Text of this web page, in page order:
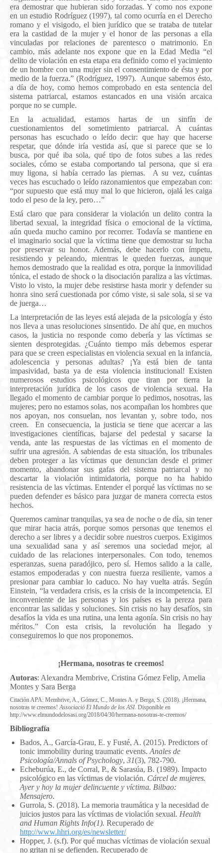
era demostrar que hubieran sido forzadas. Y como nos expone
en un estudio Rodríguez (1997), tal como ocurría en el Derecho
romano y el visigodo, el bien jurídico que se trataba de tutelar
era la castidad de la mujer y el honor de las personas a ella
vinculadas por relaciones de parentesco o matrimonio. En
cambio, más adelante nos expone que en la Edad Media “el
delito de violación en esta etapa era definido como el yacimiento
de un hombre con una mujer sin el consentimiento de ésta y por
medio de la fuerza.” (Rodríguez, 1997). Aunque sabemos ésto,
a día de hoy, como hemos comprobado en esta sentencia del
sistema patriarcal, estamos estancados en una visión arcaica
porque no se cumple.
En la actualidad, estamos hartas de un sinfín de
cuestionamientos del sometimiento patriarcal. A cuántas
personas has escuchado o leído decir: que hay que hacerse
respetar, que dónde iría vestida así, que si parece que se lo
busca, por qué iba sola, qué tipo de fotos subes a las redes
sociales, cómo se estaba comportando tal persona, que si era
muy ligona, si había cerrado las piernas. A su vez, cuántas
veces has escuchado o leído razonamientos que empezaban con:
“por supuesto que está muy mal lo que hicieron, ojalá les caiga
todo el peso de la ley, pero…”
Está claro que para considerar la violación un delito contra la
libertad sexual, la integridad física o emocional de la víctima,
aún queda mucho camino por recorrer. Todavía se mantiene en
el imaginario social que la víctima tiene que demostrar su lucha
por preservar su honor. Además, debe hacerlo con ímpetu,
resistiendo y peleando, mientras le queden fuerzas, aunque
hemos demostrado que la realidad es otra, porque la inmovilidad
tónica, el estado de shock o la disociación paraliza a las víctimas.
Visto lo visto, la mujer debe resistirse hasta morir y defender su
honra sino será cuestionada por cómo viste, si sale sola, si se va
de juerga…
La interpretación de las leyes está alejada de la psicología y ésto
nos lleva a unas resoluciones sinsentido. De ahí que, en muchos
casos, la justicia no responde como debería y las víctimas se
sienten desprotegidas. ¿Cuánto tiempo más debemos esperar
para que se creen especialistas en violencia sexual en la infancia,
adolescencia y personas adultas? ¡Ya está bien de tanta
impasividad, basta ya de esta violencia institucional! Existen
numerosos estudios psicológicos que tiran por tierra la
interpretación jurídica de los casos de violencia sexual. Ha
llegado el momento de cambiar porque lo pedimos, nosotras, las
mujeres; pero no estamos solas, nos acompañan los hombres que
nos apoyan, nos consuelan, nos levantan y, sobre todo, nos
creen. En consecuencia, la justicia se tiene que acercar a las
investigaciones científicas, bajarse del pedestal y sacarse la
venda, ante las respuestas de las víctimas en el momento de
sufrir una agresión. A sabiendas de esta situación, los tribunales
deben proteger a las víctimas que denuncian desde el primer
momento, abandonar sus gafas del sistema patriarcal y no
descartar la violación intimidatoria, porque no ha habido
resistencia de las víctimas. Entender el porqué las víctimas no se
pueden defender es básico para juzgar de manera correcta estos
hechos.
Queremos caminar tranquilas, ya sea de noche o de día, sin tener
que mirar hacia atrás, porque somos personas que tenemos el
derecho a ser libres y a decidir sobre nuestros cuerpos. Exigimos
una sexualidad sana y así seremos una sociedad mejor, al
cuidado de las relaciones interpersonales. Con todo, tenemos
esperanzas, suena paradójico, pero sí. Hemos salido a la calle,
estamos empoderadas y con nuestra fuerza resiliente, vamos a
presionar para cambiar lo caduco. No hay vuelta atrás. Según
Einstein, “la verdadera crisis, es la crisis de laincompetencia.El
inconveniente de las personas y los países es la pereza para
encontrar las salidas y soluciones. Sin crisis no hay desafíos, sin
desafíosla vida es una rutina, una lenta agonía. Sin crisis no hay
méritos.” Con esta crisis, la revolución ha llegado y
conseguiremos lo que nos proponemos.
¡Hermana, nosotras te creemos!
Autoras: Alexandra Membrive, Cristina Gómez Felip, Amelia
Montes y Sara Berga
Citación APA: Membrive, A., Gómez, C., Montes A. y Berga, S. (2018). ¡Hermana,
nosotras te creemos!Associació El Mundo de los ASI. Disponible en
http://www.elmundodelosasi.org/2018/04/30/hermana-nosotras-te-creemos/
Bibliografía
Bados, A., García-Grau, E. y Fusté, A. (2015). Predictors of
tonic immobility during traumatic events. Anales de
Psicología/Annals of Psychology, 31(3), 782-790.
Echeburúa, E., de Corral, P., & Sarasúa, B. (1989). Impacto
psicológico en las víctimas de violación. Cárcel de mujeres.
Ayer y hoy la mujer delincuente y víctima. Bilbao:
Mensajero.
Gurrola, S. (2018). La memoria traumática y la necesidad de
juicios justos para las víctimas de violación sexual. Health
and Human Rights Info(1). Recuperado de
http://www.hhri.org/es/newsletter/
Hopper, J. (s.f). Por qué muchas víctimas de violación sexual
no gritan ni se defienden. Recuperado de